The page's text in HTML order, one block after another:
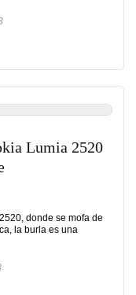
Lumia 2520
donde se mofa de
la burla es una